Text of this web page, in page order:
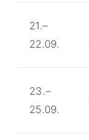
21.–
22.09.
23.–
25.09.